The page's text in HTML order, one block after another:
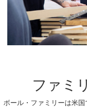
ファミ
ボール・ファミリーは米国